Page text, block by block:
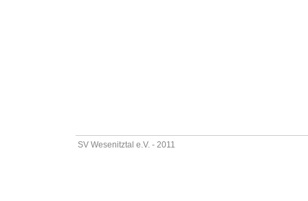
SV Wesenitztal e.V. - 2011